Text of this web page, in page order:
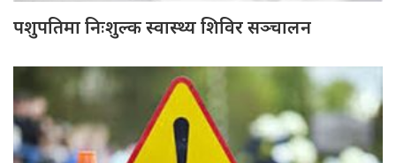
पशुपतिमा निःशुल्क स्वास्थ्य शिविर सञ्चालन